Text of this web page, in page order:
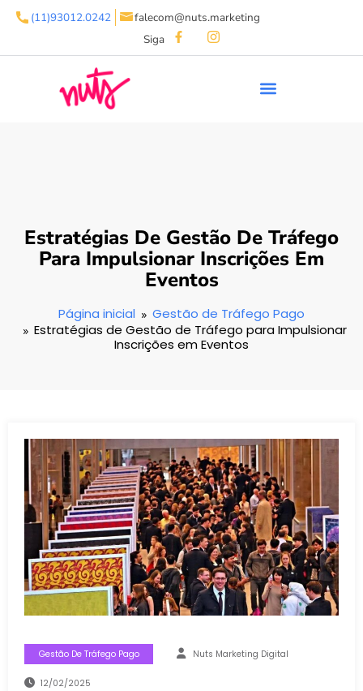
(11)93012.0242
falecom@nuts.marketing
Siga
Estratégias De Gestão De Tráfego
Para Impulsionar Inscrições Em
Eventos
Página inicial
Gestão de Tráfego Pago
Estratégias de Gestão de Tráfego para Impulsionar
Inscrições em Eventos
Gestão De Tráfego Pago Nuts Marketing Digital
12/02/2025